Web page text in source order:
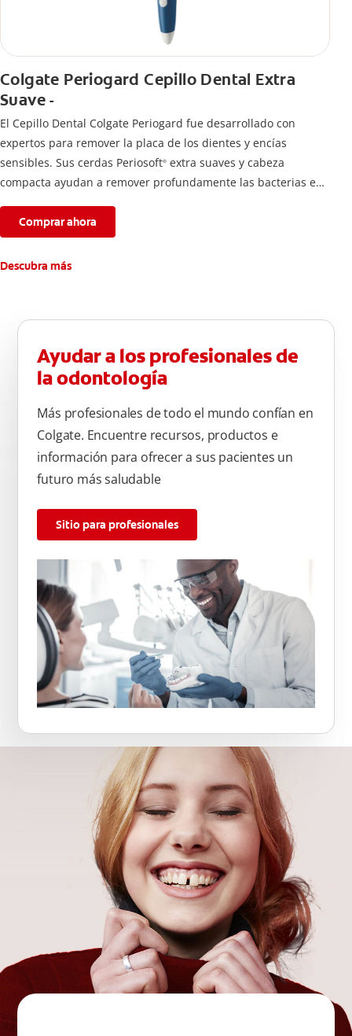
Colgate Periogard Cepillo Dental Extra
Suave -
El Cepillo Dental Colgate Periogard fue desarrollado con
expertos para remover la placa de los dientes y encías
sensibles. Sus cerdas Periosoft® extra suaves y cabeza
compacta ayudan a remover profundamente las bacterias en
Comprar ahora
Descubra más
Ayudar a los profesionales de
la odontología
Más profesionales de todo el mundo confían en
Colgate. Encuentre recursos, productos e
información para ofrecer a sus pacientes un
futuro más saludable
Sitio para profesionales